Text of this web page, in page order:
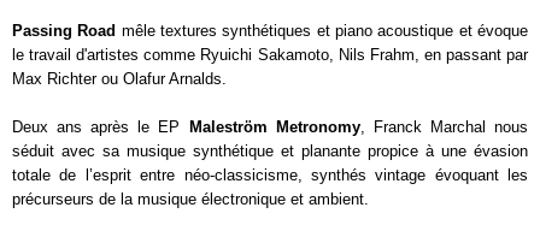
Passing Road mêle textures synthétiques et piano acoustique et évoque
le travail d'artistes comme Ryuichi Sakamoto, Nils Frahm, en passant par
Max Richter ou Olafur Arnalds.
Deux ans après le EP Maleström Metronomy, Franck Marchal nous
séduit avec sa musique synthétique et planante propice à une évasion
totale de l’esprit entre néo-classicisme, synthés vintage évoquant les
précurseurs de la musique électronique et ambient.